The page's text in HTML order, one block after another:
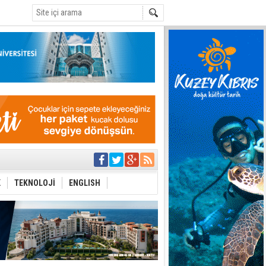
arasında
Yasası
yer sis olacak
TEKNOLOJİ ENGLISH